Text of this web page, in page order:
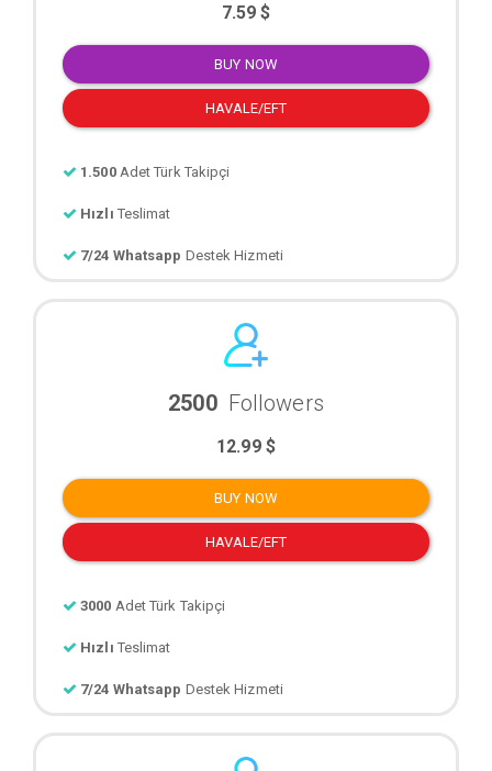
7.59 $
BUY NOW
HAVALE/EFT
1.500 Adet Türk Takipçi
Hızlı Teslimat
7/24 Whatsapp Destek Hizmeti
2500 Followers
12.99 $
BUY NOW
HAVALE/EFT
3000 Adet Türk Takipçi
Hızlı Teslimat
7/24 Whatsapp Destek Hizmeti